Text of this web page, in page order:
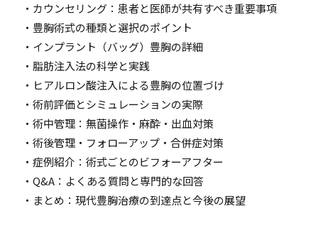
・カウンセリング：患者と医師が共有すべき重要事項
・豊胸術式の種類と選択のポイント
・インプラント（バッグ）豊胸の詳細
・脂肪注入法の科学と実践
・ヒアルロン酸注入による豊胸の位置づけ
・術前評価とシミュレーションの実際
・術中管理：無菌操作・麻酔・出血対策
・術後管理・フォローアップ・合併症対策
・症例紹介：術式ごとのビフォーアフター
・Q&A：よくある質問と専門的な回答
・まとめ：現代豊胸治療の到達点と今後の展望